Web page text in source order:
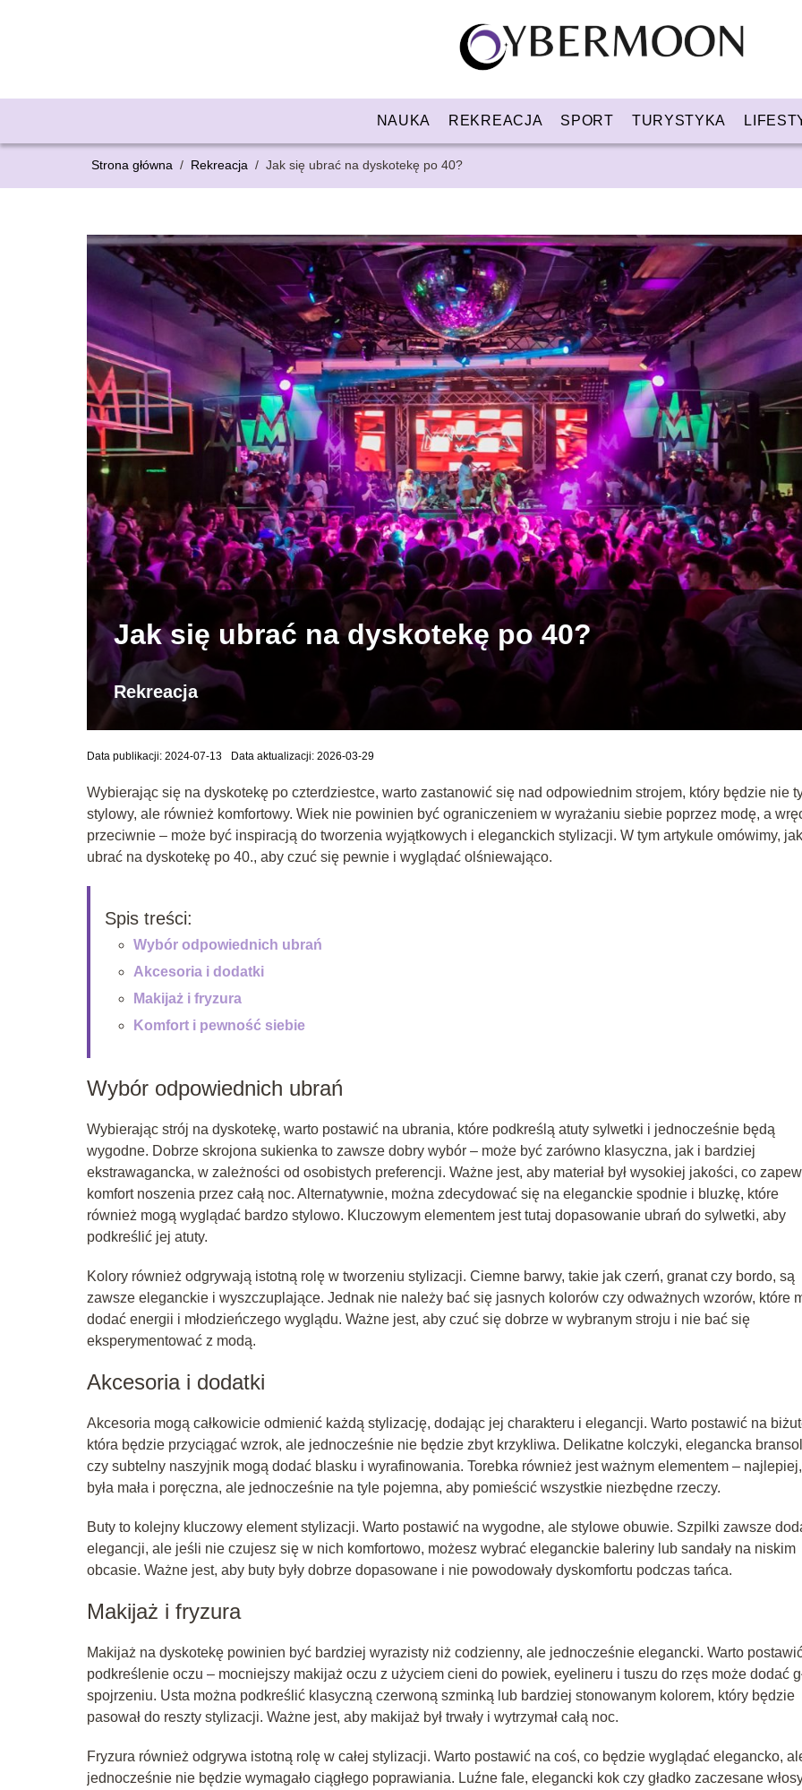
NAUKA REKREACJA SPORT TURYSTYKA
Strona główna / Rekreacja / Jak się ubrać na dyskotekę po 40?
Jak się ubrać na dyskotekę po 40?
Rekreacja
Data publikacji: 2024-07-13 Data aktualizacji: 2026-03-29
Wybierając się na dyskotekę po czterdziestce, warto zastanowić się nad odpowiednim strojem, który będzie nie
stylowy, ale również komfortowy. Wiek nie powinien być ograniczeniem w wyrażaniu siebie poprzez modę, a
przeciwnie – może być inspiracją do tworzenia wyjątkowych i eleganckich stylizacji. W tym artykule omówimy,
ubrać na dyskotekę po 40., aby czuć się pewnie i wyglądać olśniewająco.
Spis treści:
Wybór odpowiednich ubrań
Akcesoria i dodatki
Makijaż i fryzura
Komfort i pewność siebie
Wybór odpowiednich ubrań
Wybierając strój na dyskotekę, warto postawić na ubrania, które podkreślą atuty sylwetki i jednocześnie będą
wygodne. Dobrze skrojona sukienka to zawsze dobry wybór – może być zarówno klasyczna, jak i bardziej
ekstrawagancka, w zależności od osobistych preferencji. Ważne jest, aby materiał był wysokiej jakości, co
komfort noszenia przez całą noc. Alternatywnie, można zdecydować się na eleganckie spodnie i bluzkę, które
również mogą wyglądać bardzo stylowo. Kluczowym elementem jest tutaj dopasowanie ubrań do sylwetki, aby
podkreślić jej atuty.
Kolory również odgrywają istotną rolę w tworzeniu stylizacji. Ciemne barwy, takie jak czerń, granat czy bordo, są
zawsze eleganckie i wyszczuplające. Jednak nie należy bać się jasnych kolorów czy odważnych wzorów, które
dodać energii i młodzieńczego wyglądu. Ważne jest, aby czuć się dobrze w wybranym stroju i nie bać się
eksperymentować z modą.
Akcesoria i dodatki
Akcesoria mogą całkowicie odmienić każdą stylizację, dodając jej charakteru i elegancji. Warto postawić na
która będzie przyciągać wzrok, ale jednocześnie nie będzie zbyt krzykliwa. Delikatne kolczyki, elegancka
czy subtelny naszyjnik mogą dodać blasku i wyrafinowania. Torebka również jest ważnym elementem –
była mała i poręczna, ale jednocześnie na tyle pojemna, aby pomieścić wszystkie niezbędne rzeczy.
Buty to kolejny kluczowy element stylizacji. Warto postawić na wygodne, ale stylowe obuwie. Szpilki zawsze
elegancji, ale jeśli nie czujesz się w nich komfortowo, możesz wybrać eleganckie baleriny lub sandały na niskim
obcasie. Ważne jest, aby buty były dobrze dopasowane i nie powodowały dyskomfortu podczas tańca.
Makijaż i fryzura
Makijaż na dyskotekę powinien być bardziej wyrazisty niż codzienny, ale jednocześnie elegancki. Warto
podkreślenie oczu – mocniejszy makijaż oczu z użyciem cieni do powiek, eyelineru i tuszu do rzęs może dodać
spojrzeniu. Usta można podkreślić klasyczną czerwoną szminką lub bardziej stonowanym kolorem, który będzie
pasował do reszty stylizacji. Ważne jest, aby makijaż był trwały i wytrzymał całą noc.
Fryzura również odgrywa istotną rolę w całej stylizacji. Warto postawić na coś, co będzie wyglądać elegancko,
jednocześnie nie będzie wymagało ciągłego poprawiania. Luźne fale, elegancki kok czy gładko zaczesane